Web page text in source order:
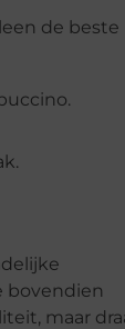
de beste
bovendien
maar